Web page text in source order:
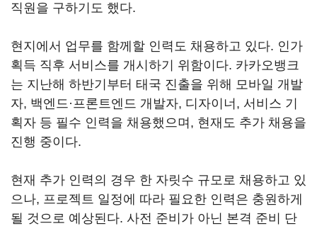
직원을 구하기도 했다.
현지에서 업무를 함께할 인력도 채용하고 있다. 인가
획득 직후 서비스를 개시하기 위함이다. 카카오뱅크
는 지난해 하반기부터 태국 진출을 위해 모바일 개발
자, 백엔드·프론트엔드 개발자, 디자이너, 서비스 기
획자 등 필수 인력을 채용했으며, 현재도 추가 채용을
진행 중이다.
현재 추가 인력의 경우 한 자릿수 규모로 채용하고 있
으나, 프로젝트 일정에 따라 필요한 인력은 충원하게
될 것으로 예상된다. 사전 준비가 아닌 본격 준비 단